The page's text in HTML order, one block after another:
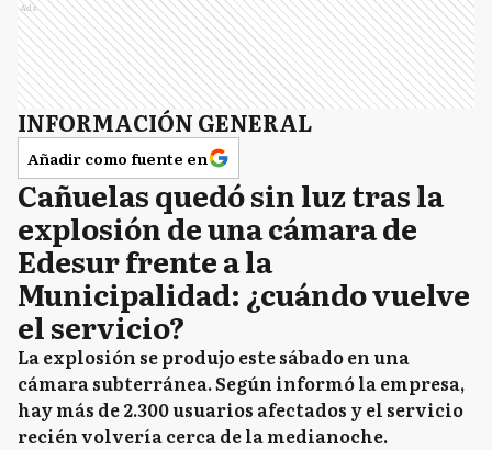
Ads
INFORMACIÓN GENERAL
Añadir como fuente en
Cañuelas quedó sin luz tras la
explosión de una cámara de
Edesur frente a la
Municipalidad: ¿cuándo vuelve
el servicio?
La explosión se produjo este sábado en una
cámara subterránea. Según informó la empresa,
hay más de 2.300 usuarios afectados y el servicio
recién volvería cerca de la medianoche.